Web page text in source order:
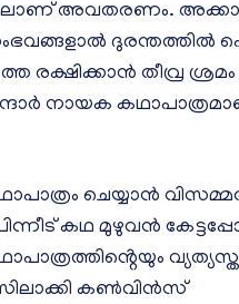
അവതരണം.
ദുരന്തത്തിൽ
രക്ഷിക്കാൻ തീവ്ര ശ്രമം
നായക
ചെയ്യാൻ
കഥ മുഴുവൻ
കൺവിൻസ്